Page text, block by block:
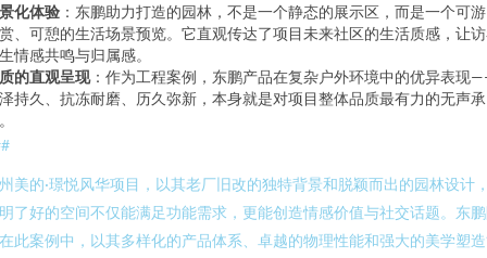
化体验 ：东鹏助力打造的园林，不是一个静态的展示区，而是一个可
、可憩的生活场景预览。它直观传达了项目未来社区的生活质感，让
情感共鸣与归属感。
的直观呈现：作为工程案例，东鹏产品在复杂户外环境中的优异表现
持久、抗冻耐磨、历久弥新，本身就是对项目整体品质最有力的无声承
美的·璟悦风华项目，以其老厂旧改的独特背景和脱颖而出的园林设计
了好的空间不仅能满足功能需求，更能创造情感价值与社交话题。东
此案例中，以其多样化的产品体系、卓越的物理性能和强大的美学塑